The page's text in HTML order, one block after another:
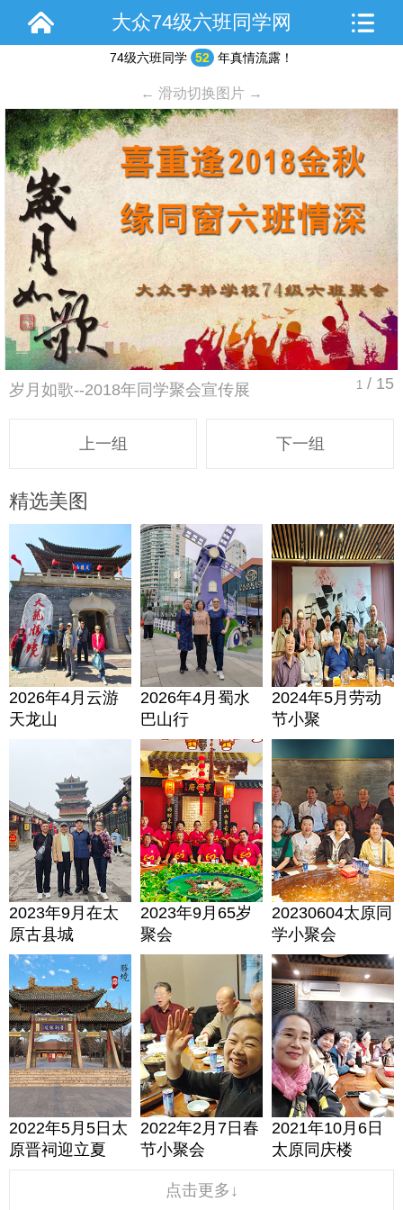
大众74级六班同学网
74级六班同学 52 年真情流露！
← 滑动切换图片 →
1 / 15
岁月如歌--2018年同学聚会宣传展
上一组 下一组
精选美图
2026年4月云游
天龙山
2026年4月蜀水
巴山行
2024年5月劳动
节小聚
2023年9月在太
原古县城
2023年9月65岁
聚会
20230604太原同
学小聚会
2022年5月5日太
原晋祠迎立夏
2022年2月7日春
节小聚会
2021年10月6日
太原同庆楼
点击更多↓